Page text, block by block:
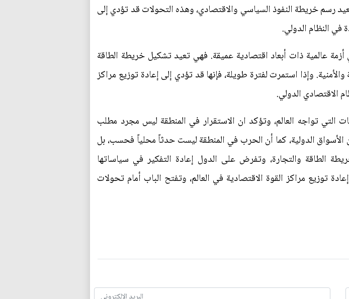
رسم خريطة النفوذ السياسي والاقتصادي، وهذه التحولات قد تؤدي إلى
النظام الدولي.
عالمية ذات أبعاد اقتصادية عميقة. فهي تعيد تشكيل خريطة الطاقة
وإذا استمرت لفترة طويلة، فإنها قد تؤدي إلى إعادة توزيع مراكز
الاقتصادي الدولي.
تواجه العالم، وتؤكد ان الاستقرار في المنطقة ليس مجرد مطلب
الأسواق الدولية، كما أن الحرب في المنطقة ليست حدثاً محلياً فحسب، بل
الطاقة والتجارة، وتفرض على الدول إعادة التفكير في سياساتها
توزيع مراكز القوة الاقتصادية في العالم، وتفتح الباب أمام تحولات